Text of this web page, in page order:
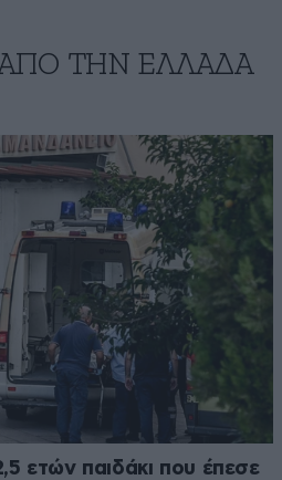
ΑΠΟ ΤΗΝ ΕΛΛΑΔΑ
ετών παιδάκι που έπεσε